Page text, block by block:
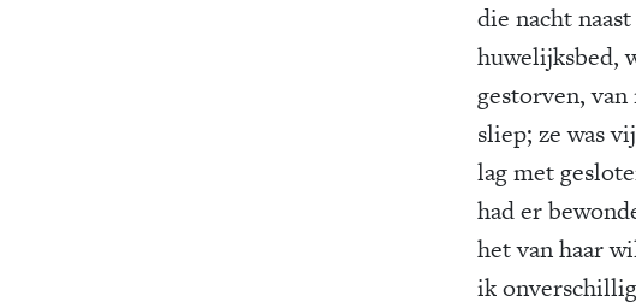
die nacht
huwelijksbed,
gestorven,
sliep; ze was
lag met
had er
het van haar
ik